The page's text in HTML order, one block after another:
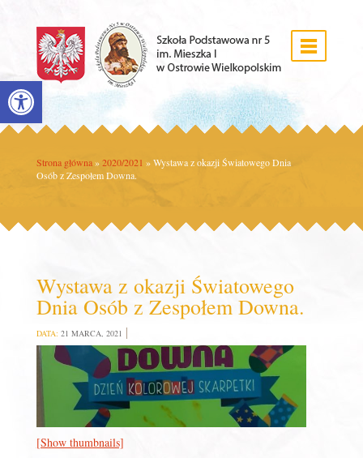
Open toolbar
Strona główna » 2020/2021 »Wystawa z okazji Światowego Dnia
Osób z Zespołem Downa.
Wystawa z okazji Światowego
Dnia Osób z Zespołem Downa.
DATA: 21 MARCA, 2021
[Show thumbnails]